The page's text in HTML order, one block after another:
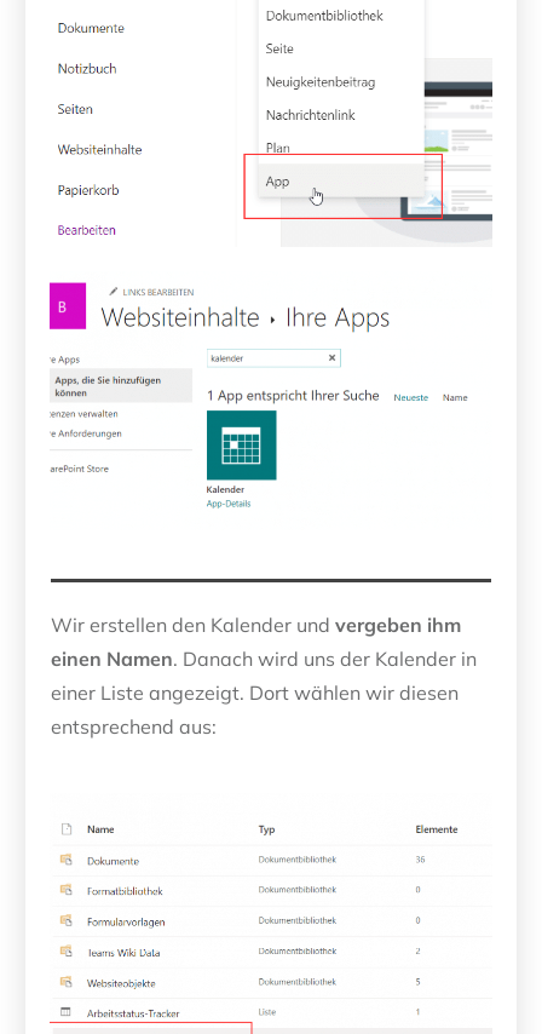
Wir erstellen den Kalender und vergeben ihm
einen Namen. Danach wird uns der Kalender in
einer Liste angezeigt. Dort wählen wir diesen
entsprechend aus: